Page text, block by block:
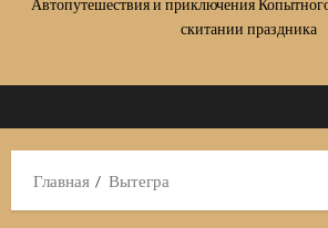
Автопутешествия и приключения
скитании праздника
Главная Вытегра